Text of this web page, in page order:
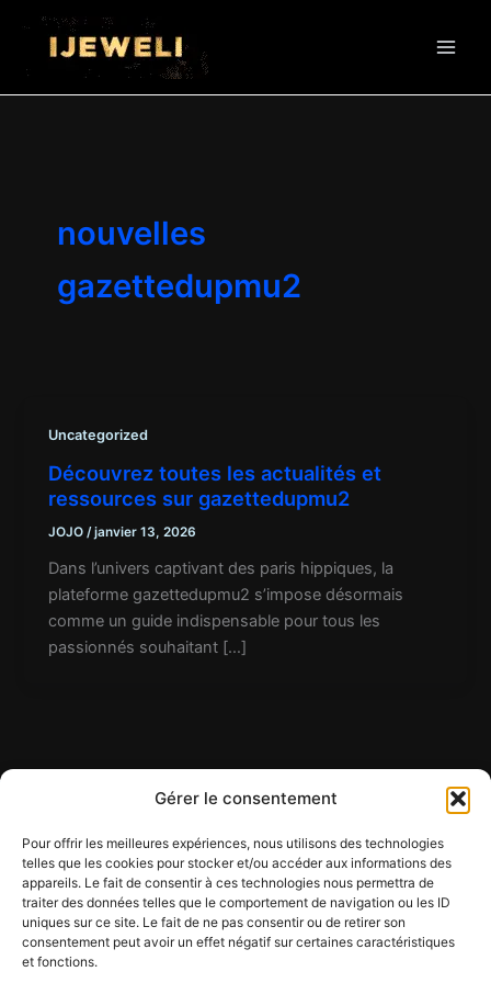
Gérer le consentement
Pour offrir les meilleures expériences, nous utilisons des technologies
telles que les cookies pour stocker et/ou accéder aux informations des
appareils. Le fait de consentir à ces technologies nous permettra de
traiter des données telles que le comportement de navigation ou les ID
uniques sur ce site. Le fait de ne pas consentir ou de retirer son
consentement peut avoir un effet négatif sur certaines caractéristiques
et fonctions.
contenu
nouvelles
gazettedupmu2
Uncategorized
Découvrez toutes les actualités et
ressources sur gazettedupmu2
JOJO /janvier 13, 2026
Dans l’univers captivant des paris hippiques, la
plateforme gazettedupmu2 s’impose désormais
comme un guide indispensable pour tous les
passionnés souhaitant […]
Contact
Mentions légales
Conditions générales d'utilisation
Conditions générales de vente